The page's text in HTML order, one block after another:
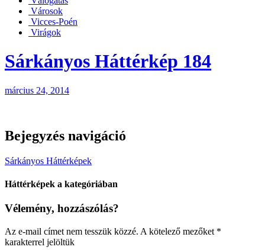
Városok
Vicces-Poén
Virágok
Sárkányos Háttérkép 184
március 24, 2014
Bejegyzés navigáció
Sárkányos Háttérképek
Háttérképek a kategóriában
Vélemény, hozzászólás?
Az e-mail címet nem tesszük közzé. A kötelező mezőket *
karakterrel jelöltük